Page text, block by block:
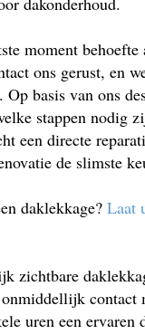
moment behoefte
ons gerust, en
basis van ons
stappen nodig
een directe
de slimste
daklekkage? Laat
zichtbare
contact
uren een ervaren